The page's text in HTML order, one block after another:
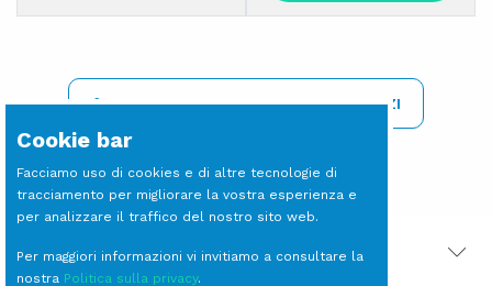
REGISTRATI PER VISIONARE I PREZZI
PRODOTTI CORRELATI
Cookie bar
Facciamo uso di cookies e di altre tecnologie di
tracciamento per migliorare la vostra esperienza e
per analizzare il traffico del nostro sito web.
Per maggiori informazioni vi invitiamo a consultare la
nostra Politica sulla privacy.